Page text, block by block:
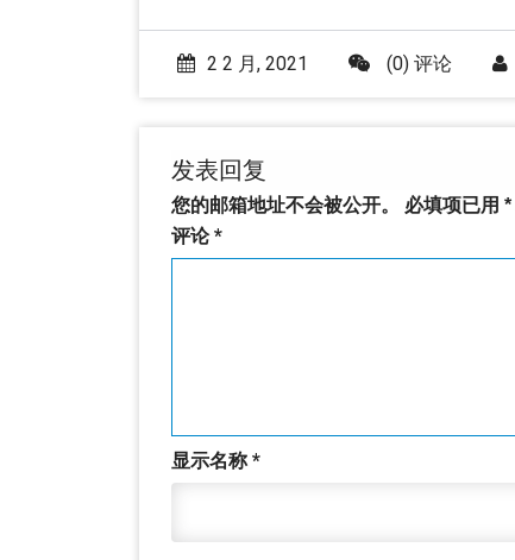
2 2 月, 2021 (0) 评论
发表回复
您的邮箱地址不会被公开。 必填项已用 *
评论*
显示名称*